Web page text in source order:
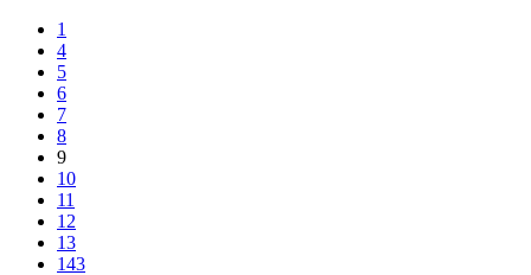
1
4
5
6
7
8
9
10
11
12
13
143